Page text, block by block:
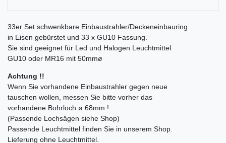
33er Set schwenkbare Einbaustrahler/Deckeneinbauring
in Eisen gebürstet und 33 x GU10 Fassung.
Sie sind geeignet für Led und Halogen Leuchtmittel
GU10 oder MR16 mit 50mmø
Achtung !!
Wenn Sie vorhandene Einbaustrahler gegen neue
tauschen wollen, messen Sie bitte vorher das
vorhandene Bohrloch ø 68mm !
(Passende Lochsägen siehe Shop)
Passende Leuchtmittel finden Sie in unserem Shop.
Lieferung ohne Leuchtmittel.